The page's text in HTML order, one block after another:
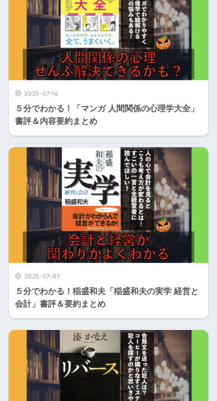
2025-07-16
５分でわかる！「マンガ 人間関係の心理学大全」
書評＆内容要約まとめ
2025-07-07
５分でわかる！稲盛和夫「稲盛和夫の実学 経営と
会計」書評＆要約まとめ